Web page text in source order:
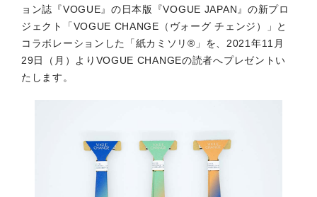
ョン誌『VOGUE』の日本版『VOGUE JAPAN』の新プロ
ジェクト「VOGUE CHANGE（ヴォーグ チェンジ）」と
コラボレーションした「紙カミソリ®」を、2021年11月
29日（月）よりVOGUE CHANGEの読者へプレゼントい
たします。